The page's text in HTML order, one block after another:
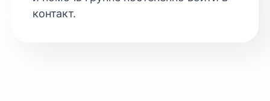
контакт.